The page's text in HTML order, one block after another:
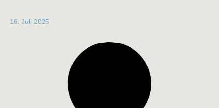
16. Juli 2025